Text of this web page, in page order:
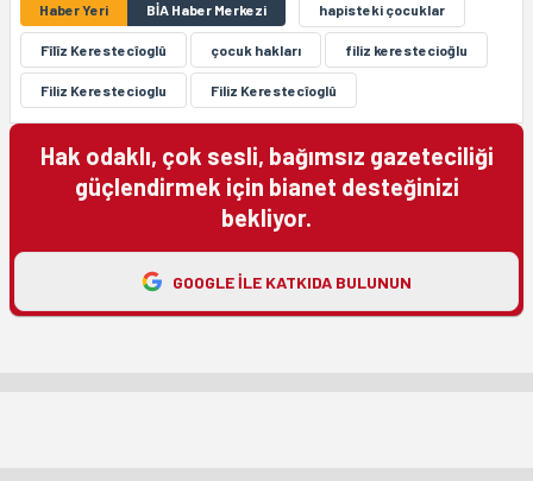
Haber Yeri BİA Haber Merkezi hapisteki çocuklar
Fîlîz Kerestecîoglû çocuk hakları filiz kerestecioğlu
Filiz Kerestecioglu Filiz Kerestecîoglû
Hak odaklı, çok sesli, bağımsız gazeteciliği
güçlendirmek için bianet desteğinizi
bekliyor.
GOOGLE ILE KATKIDA BULUNUN